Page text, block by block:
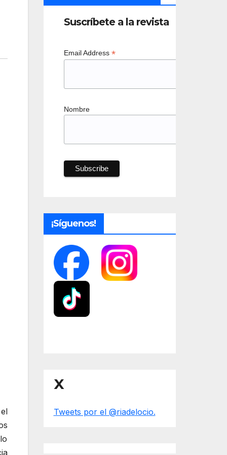
Suscríbete a la revista
Email Address *
Nombre
¡Síguenos!
X
Tweets por el @riadelocio.